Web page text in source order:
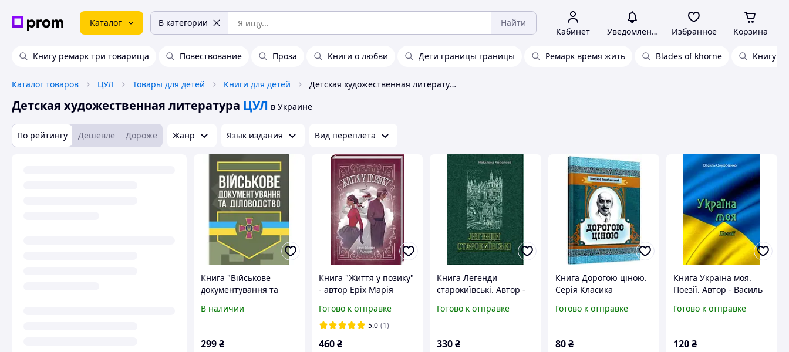
Каталог В категории Найти
Кабинет Уведомления Избранное Корзина
Книгу ремарк три товарища Повествование Проза Книги о любви Дети границы границы Ремарк время жить Blades of khorne Книгу
Каталог товаров ЦУЛ Товары для детей Книги для детей Детская художественная литература ЦУЛ
Детская художественная литература ЦУЛ в Украине
По рейтингу Дешевле Дороже Жанр Язык издания Вид переплета
Книга "Військове
документування та
Мельник, П. Фівкін, Є.
В наличии
299₴
Книга "Життя у позику"
- автор Еріх Марія
обкладинка, українська
мова)
Готово к отправке
5.0 (1)
460₴
Книга Легенди
старокиївські. Автор -
(ЦУЛ)
Готово к отправке
330₴
Книга Дорогою ціною.
Серія Класика
Автор - Михайло
Готово к отправке
80 ₴
Книга Україна моя.
Поезії. Автор - Василь
Готово к отправке
120₴